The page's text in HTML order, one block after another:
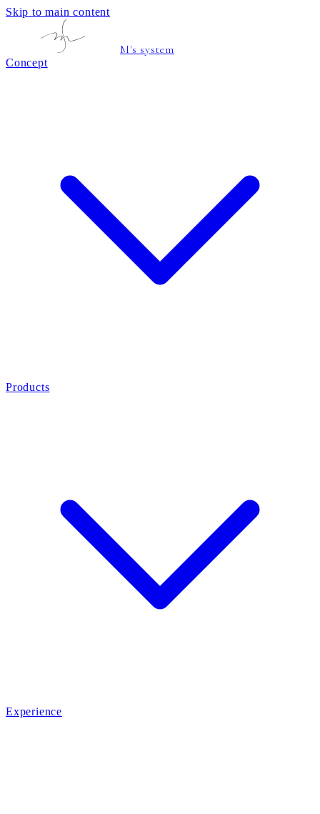
Skip to main content
M's system
Concept
Products
Experience